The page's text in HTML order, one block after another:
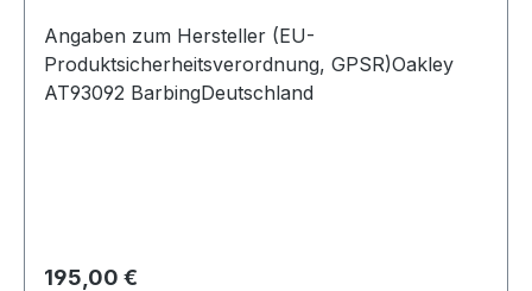
Angaben zum Hersteller (EU-
Produktsicherheitsverordnung, GPSR)Oakley
AT93092 BarbingDeutschland
Regulärer Preis:
195,00 €